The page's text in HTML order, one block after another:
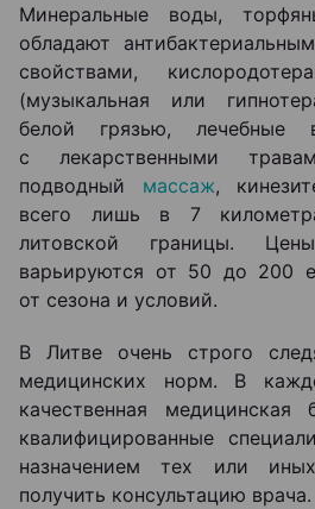
Минеральные воды,
обладают
свойствами,
(музыкальная или
белой грязью,
с лекарственными
подводный массаж,
всего лишь в 7
литовской границы.
варьируются от 50 до 200
от сезона и условий.
В Литве очень строго
медицинских норм. В
качественная медицинская
квалифицированные
назначением тех или
получить консультацию врача.